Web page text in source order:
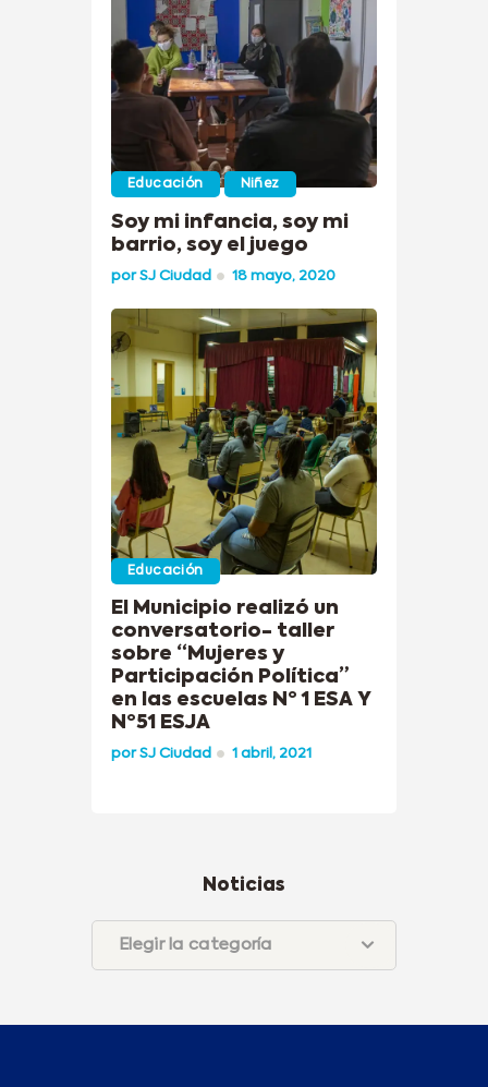
Educación Niñez
Soy mi infancia, soy mi
barrio, soy el juego
porSJ Ciudad 18 mayo, 2020
Educación
El Municipio realizó un
conversatorio- taller
sobre “Mujeres y
Participación Política”
en las escuelas Nº 1 ESA Y
Nº51 ESJA
porSJ Ciudad 1 abril, 2021
Noticias